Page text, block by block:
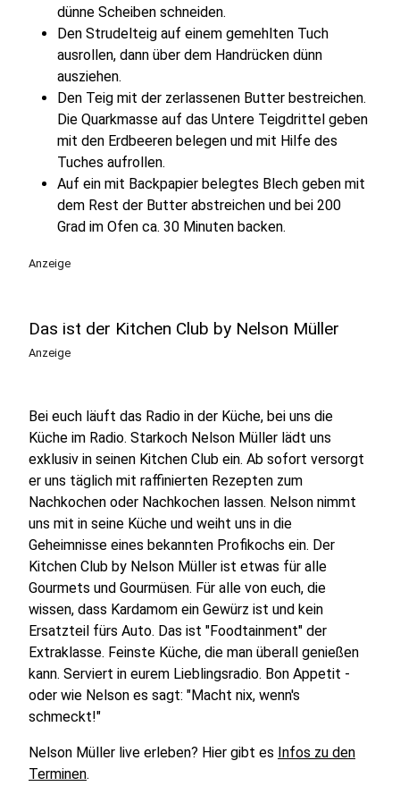
dünne Scheiben schneiden.
Den Strudelteig auf einem gemehlten Tuch
ausrollen, dann über dem Handrücken dünn
ausziehen.
Den Teig mit der zerlassenen Butter bestreichen.
Die Quarkmasse auf das Untere Teigdrittel geben
mit den Erdbeeren belegen und mit Hilfe des
Tuches aufrollen.
Auf ein mit Backpapier belegtes Blech geben mit
dem Rest der Butter abstreichen und bei 200
Grad im Ofen ca. 30 Minuten backen.
Anzeige
Das ist der Kitchen Club by Nelson Müller
Anzeige
Bei euch läuft das Radio in der Küche, bei uns die
Küche im Radio. Starkoch Nelson Müller lädt uns
exklusiv in seinen Kitchen Club ein. Ab sofort versorgt
er uns täglich mit raffinierten Rezepten zum
Nachkochen oder Nachkochen lassen. Nelson nimmt
uns mit in seine Küche und weiht uns in die
Geheimnisse eines bekannten Profikochs ein. Der
Kitchen Club by Nelson Müller ist etwas für alle
Gourmets und Gourmüsen. Für alle von euch, die
wissen, dass Kardamom ein Gewürz ist und kein
Ersatzteil fürs Auto. Das ist "Foodtainment" der
Extraklasse. Feinste Küche, die man überall genießen
kann. Serviert in eurem Lieblingsradio. Bon Appetit -
oder wie Nelson es sagt: "Macht nix, wenn's
schmeckt!"
Nelson Müller live erleben? Hier gibt es Infos zu den
Terminen.